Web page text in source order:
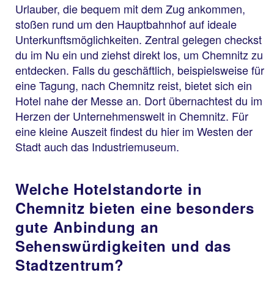
Urlauber, die bequem mit dem Zug ankommen,
stoßen rund um den Hauptbahnhof auf ideale
Unterkunftsmöglichkeiten. Zentral gelegen checkst
du im Nu ein und ziehst direkt los, um Chemnitz zu
entdecken. Falls du geschäftlich, beispielsweise für
eine Tagung, nach Chemnitz reist, bietet sich ein
Hotel nahe der Messe an. Dort übernachtest du im
Herzen der Unternehmenswelt in Chemnitz. Für
eine kleine Auszeit findest du hier im Westen der
Stadt auch das Industriemuseum.
Welche Hotelstandorte in
Chemnitz bieten eine besonders
gute Anbindung an
Sehenswürdigkeiten und das
Stadtzentrum?